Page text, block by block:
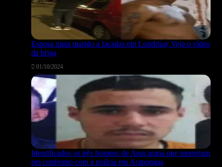
Esposa mata marido a facadas em Londrina; Veja o vídeo
da briga
01/10/2024
Identificados os três homens de Apucarana que morreram
em confronto com a polícia em Arapongas